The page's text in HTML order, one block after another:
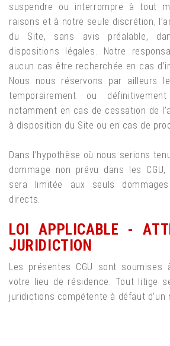
suspendre ou interrompre à tout
raisons et à notre seule discrétion,
du Site, sans avis préalable,
dispositions légales. Notre
aucun cas être recherchée en cas
Nous nous réservons par ailleurs
temporairement ou
notamment en cas de cessation de
à disposition du Site ou en cas de
Dans l’hypothèse où nous serions
dommage non prévu dans les
sera limitée aux seuls
directs.
LOI APPLICABLE -
JURIDICTION
Les présentes CGU sont
votre lieu de résidence. Tout litige
juridictions compétente à défaut d’un